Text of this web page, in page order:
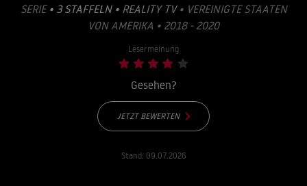
SERIE • 3 STAFFELN • REALITY TV• VEREINIGTE STAATEN
VON AMERIKA • 2018 - 2020
Lesermeinung
Gesehen?
JETZT BEWERTEN
Stand: 09.07.2026